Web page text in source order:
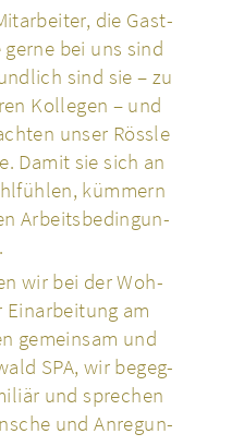
die Gast­
bei uns sind
sind sie – zu
Kol­le­gen – und
unser Rössle
Damit sie sich an
kümmern
Arbeits­be­din­gun­
wir bei der Woh­
am
gemein­sam und
SPA, wir begeg­
und spre­chen
und Anre­gun­